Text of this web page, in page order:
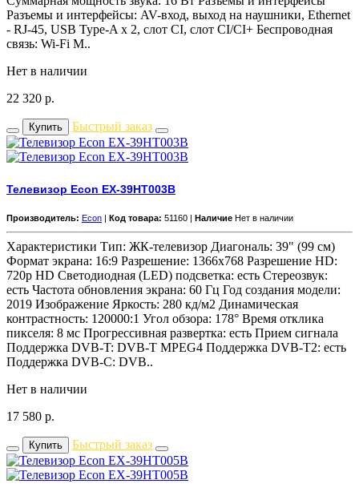
Разъемы и интерфейсы: AV-вход, выход на наушники, Ethernet
- RJ-45, USB Type-A x 2, слот CI, слот CI/CI+ Беспроводная
связь: Wi-Fi М..
Нет в наличии
22 320 р.
Купить Быстрый заказ
Телевизор Econ EX-39HT003B
Производитель: Econ | Код товара: 51160 | Наличие Нет в наличии
Характеристики Тип: ЖК-телевизор Диагональ: 39" (99 см)
Формат экрана: 16:9 Разрешение: 1366x768 Разрешение HD:
720p HD Светодиодная (LED) подсветка: есть Стереозвук:
есть Частота обновления экрана: 60 Гц Год создания модели:
2019 Изображение Яркость: 280 кд/м2 Динамическая
контрастность: 120000:1 Угол обзора: 178° Время отклика
пикселя: 8 мс Прогрессивная развертка: есть Прием сигнала
Поддержка DVB-T: DVB-T MPEG4 Поддержка DVB-T2: есть
Поддержка DVB-C: DVB..
Нет в наличии
17 580 р.
Купить Быстрый заказ